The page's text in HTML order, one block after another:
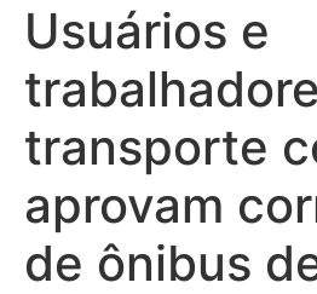
Usuários e
transporte
aprovam
de ônibus